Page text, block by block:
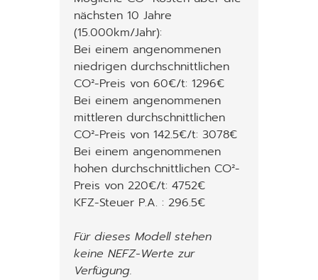
nächsten 10 Jahre
(15.000km/Jahr):
Bei einem angenommenen
niedrigen durchschnittlichen
CO²-Preis von 60€/t: 1296€
Bei einem angenommenen
mittleren durchschnittlichen
CO²-Preis von 142.5€/t: 3078€
Bei einem angenommenen
hohen durchschnittlichen CO²-
Preis von 220€/t: 4752€
KFZ-Steuer P.A. : 296.5€
Für dieses Modell stehen
keine NEFZ-Werte zur
Verfügung.